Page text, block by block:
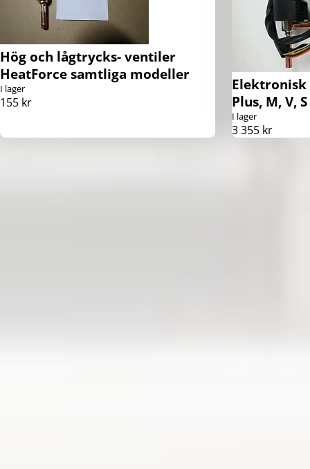
Hög och lågtrycks- ventiler
HeatForce samtliga modeller
I lager
155 kr
Elektronisk
Plus, M, V,
I lager
3 355 kr